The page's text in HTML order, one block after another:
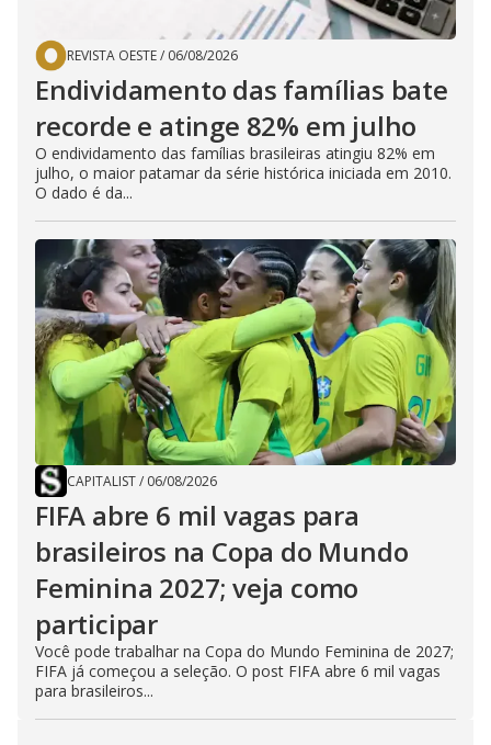
REVISTA OESTE/ 06/08/2026
Endividamento das famílias bate
recorde e atinge 82% em julho
O endividamento das famílias brasileiras atingiu 82% em
julho, o maior patamar da série histórica iniciada em 2010.
O dado é da...
CAPITALIST/ 06/08/2026
FIFA abre 6 mil vagas para
brasileiros na Copa do Mundo
Feminina 2027; veja como
participar
Você pode trabalhar na Copa do Mundo Feminina de 2027;
FIFA já começou a seleção. O post FIFA abre 6 mil vagas
para brasileiros...